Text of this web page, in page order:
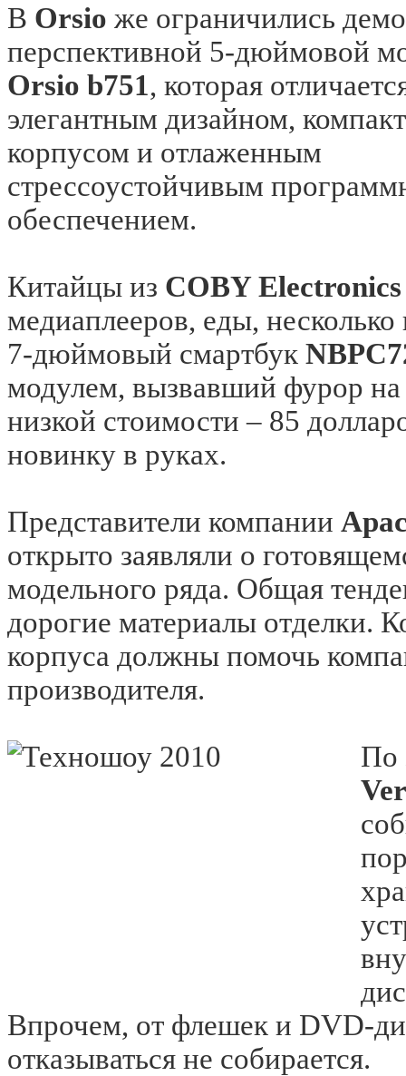
В Orsio же ограничились
перспективной 5-дюймовой
Orsio b751, которая
элегантным дизайном,
корпусом и отлаженным
стрессоустойчивым
обеспечением.
Китайцы из COBY Electronics
медиаплееров, еды,
7-дюймовый смартбук
модулем, вызвавший фурор на
низкой стоимости – 85
новинку в руках.
Представители компании
открыто заявляли о
модельного ряда. Общая
дорогие материалы отделки.
корпуса должны помочь
производителя.
По
Впрочем, от флешек и DVD-
отказываться не собирается.